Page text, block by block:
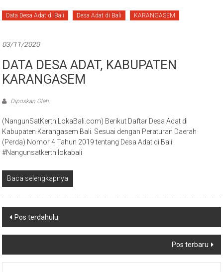
Data Desa Adat di Bali Desa Adat di Bali KARANGASEM
03/11/2020
DATA DESA ADAT, KABUPATEN
KARANGASEM
Diposkan Oleh:
(NangunSatKerthiLokaBali.com) Berikut Daftar Desa Adat di
Kabupaten Karangasem Bali. Sesuai dengan Peraturan Daerah
(Perda) Nomor 4 Tahun 2019 tentang Desa Adat di Bali.
#Nangunsatkerthilokabali
Baca selengkapnya
Navigasi
pos
Pos terdahulu
Pos terbaru